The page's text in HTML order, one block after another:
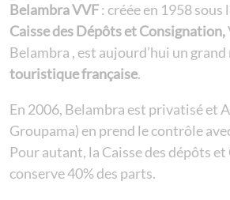
Belambra VVF: créée en 1958 sous
Caisse des Dépôts et Consignation,
Belambra , est aujourd’hui un grand
touristique française.
En 2006, Belambra est privatisé et
Groupama) en prend le contrôle
Pour autant, la Caisse des dépôts
conserve 40% des parts.